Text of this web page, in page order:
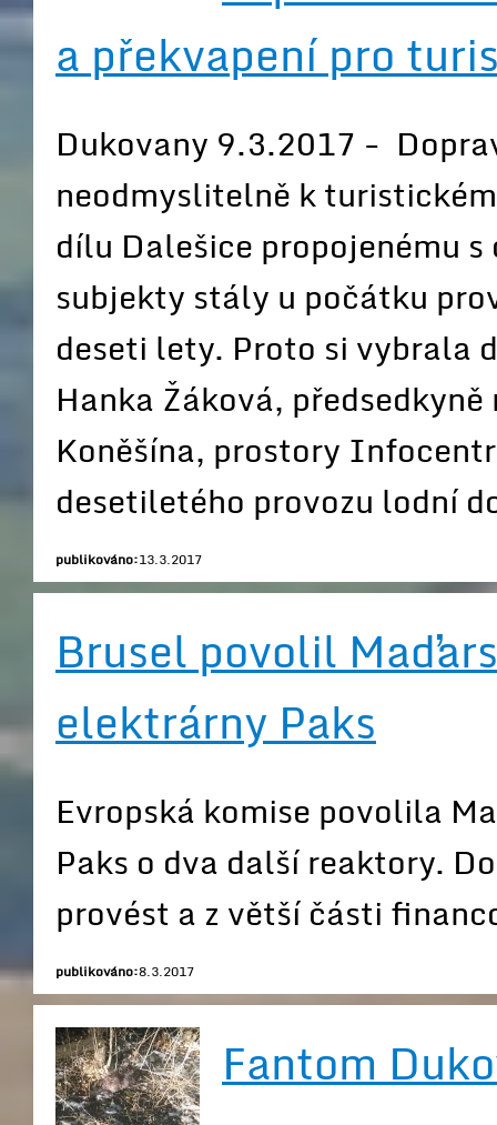
a překvapení pro
Dukovany 9.3.2017 -
neodmyslitelně k
dílu Dalešice propojenému
subjekty stály u počátku
deseti lety. Proto si vybrala
Hanka Žáková,
Koněšína, prostory
desetiletého provozu lodní
publikováno:13.3.2017
Brusel povolil
elektrárny Paks
Evropská komise povolila
Paks o dva další reaktory.
provést a z větší části
publikováno:8.3.2017
Fantom